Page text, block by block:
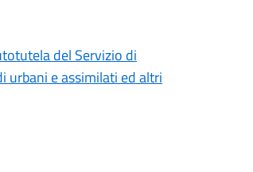
del Servizio di
e assimilati ed altri